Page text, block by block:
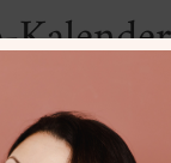
übersichtlich in